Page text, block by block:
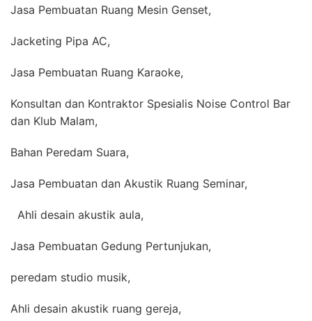
Jasa Pembuatan Ruang Mesin Genset,
Jacketing Pipa AC,
Jasa Pembuatan Ruang Karaoke,
Konsultan dan Kontraktor Spesialis Noise Control Bar
dan Klub Malam,
Bahan Peredam Suara,
Jasa Pembuatan dan Akustik Ruang Seminar,
Ahli desain akustik aula,
Jasa Pembuatan Gedung Pertunjukan,
peredam studio musik,
Ahli desain akustik ruang gereja,